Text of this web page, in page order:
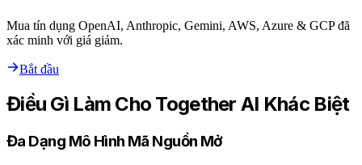
Mua tín dụng OpenAI, Anthropic, Gemini, AWS, Azure & GCP đã
xác minh với giá giảm.
Bắt đầu
Điều Gì Làm Cho Together AI Khác Biệt
Đa Dạng Mô Hình Mã Nguồn Mở